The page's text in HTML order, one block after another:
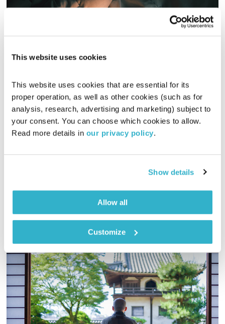
This website uses cookies
This website uses cookies that are essential for its
proper operation, as well as other cookies (such as for
analysis, research, advertising and marketing) subject to
your consent. You can choose which cookies to allow.
Read more details in our privacy policy.
Show details
Allow all
Customize
סיפור מתח
חלונות צבעוניים
שלמה זילבר
אודיו